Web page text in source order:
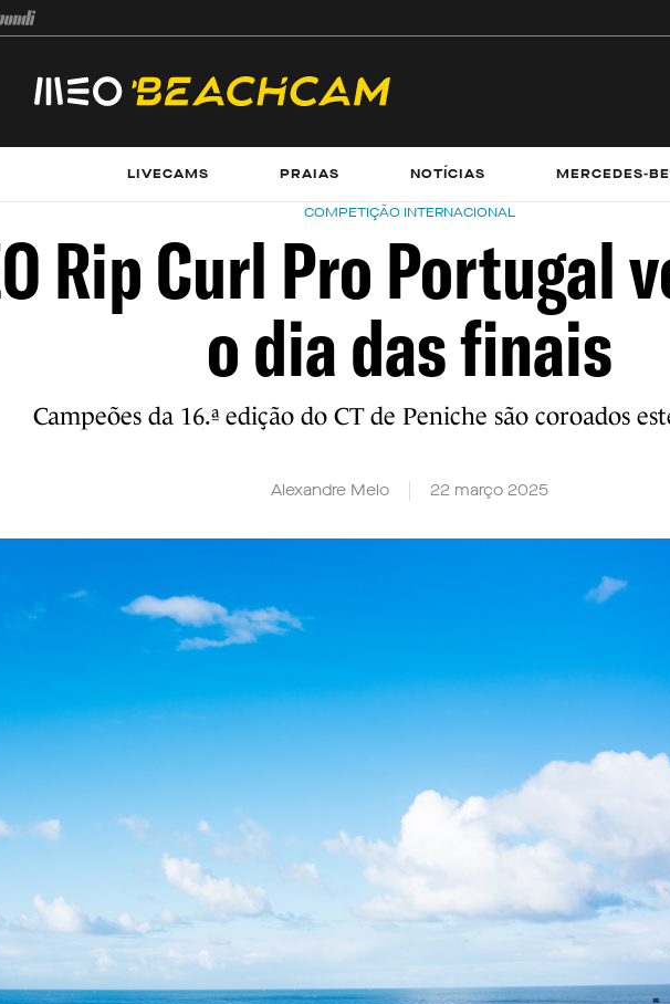
LIVECAMS PRAIAS NOTÍCIAS MERCEDES-
COMPETIÇÃO INTERNACIONAL
Rip Curl Pro Portugal
o dia das finais
Campeões da 16.ª edição do CT de Peniche são coroados
Alexandre Melo 22 março 2025